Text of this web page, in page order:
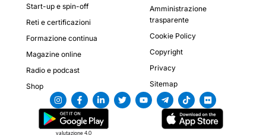
Start-up e spin-off
Reti e certificazioni
Formazione continua
Magazine online
Radio e podcast
Shop
Amministrazione
trasparente
Cookie Policy
Copyright
Privacy
Sitemap
valutazione 4,0